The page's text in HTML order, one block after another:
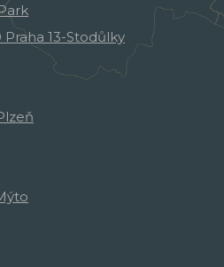
Praha 13-Stodůlky